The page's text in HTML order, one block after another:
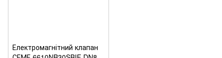
Електромагнітний клапан